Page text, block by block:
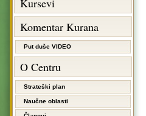
Kursevi
Komentar Kurana
Put duše VIDEO
O Centru
Strateški plan
Naučne oblasti